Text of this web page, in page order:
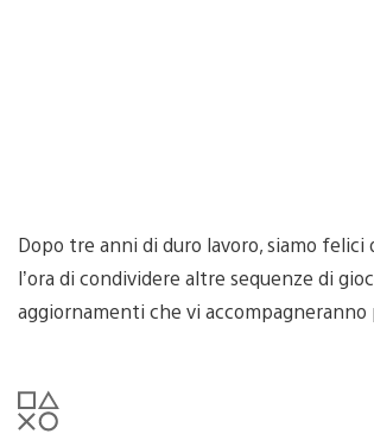
Dopo tre anni di duro lavoro, siamo felici
l’ora di condividere altre sequenze di
aggiornamenti che vi